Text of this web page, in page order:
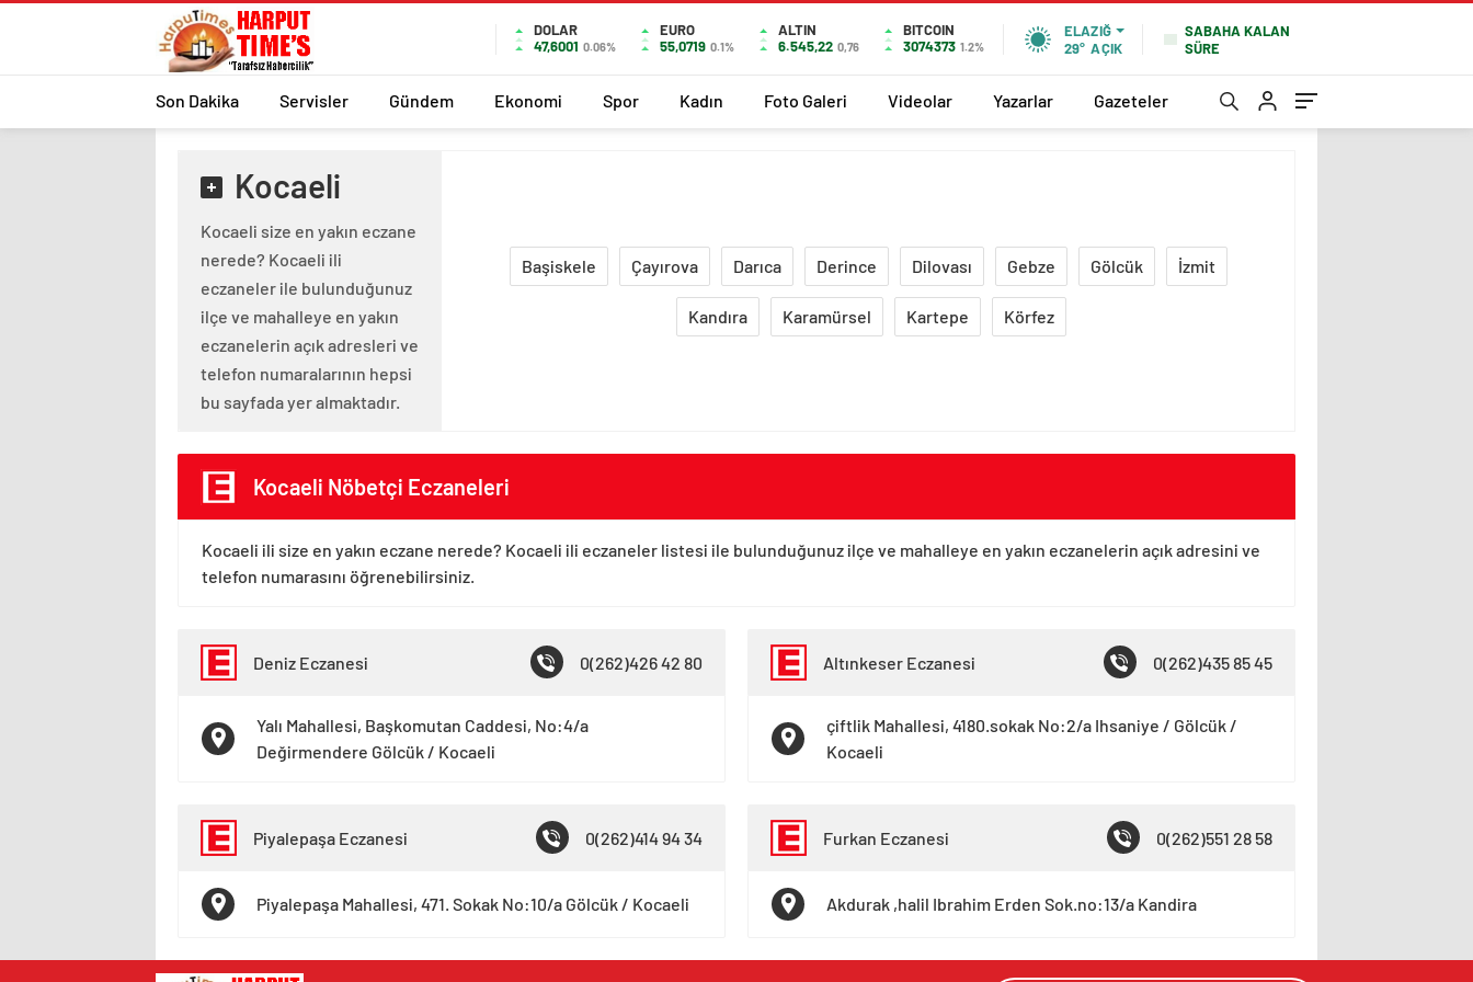
DOLAR
47,6001 0.06%
EURO
55,0719 0.1%
ALTIN
6.545,22 0,76
BITCOIN
3074373 1.2%
ELAZIĞ
29° AÇIK
SABAHA KALAN
SÜRE
Son Dakika Servisler Gündem Ekonomi Spor Kadın Foto Galeri Videolar Yazarlar Gazeteler
Kocaeli
Kocaeli size en yakın eczane
nerede? Kocaeli ili
eczaneler ile bulunduğunuz
ilçe ve mahalleye en yakın
eczanelerin açık adresleri ve
telefon numaralarının hepsi
bu sayfada yer almaktadır.
Başiskele Çayırova Darıca Derince Dilovası Gebze Gölcük İzmit
Kandıra Karamürsel Kartepe Körfez
Kocaeli Nöbetçi Eczaneleri
Kocaeli ili size en yakın eczane nerede? Kocaeli ili eczaneler listesi ile bulunduğunuz ilçe ve mahalleye en yakın eczanelerin açık adresini ve
telefon numarasını öğrenebilirsiniz.
Deniz Eczanesi 0(262)426 42 80
Yalı Mahallesi, Başkomutan Caddesi, No:4/a
Değirmendere Gölcük / Kocaeli
Altınkeser Eczanesi 0(262)435 85 45
çiftlik Mahallesi, 4180.sokak No:2/a Ihsaniye / Gölcük /
Kocaeli
Piyalepaşa Eczanesi 0(262)414 94 34
Piyalepaşa Mahallesi, 471. Sokak No:10/a Gölcük / Kocaeli
Furkan Eczanesi 0(262)551 28 58
Akdurak ,halil Ibrahim Erden Sok.no:13/a Kandira